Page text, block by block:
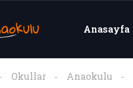
Anasayfa
Okullar Anaokulu